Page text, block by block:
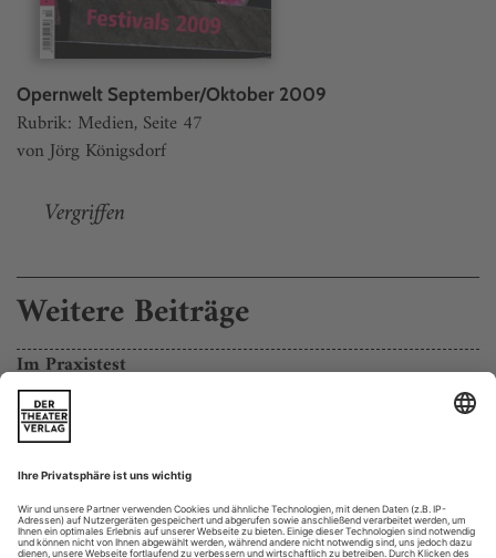
Opernwelt September/Oktober 2009
Rubrik: Medien, Seite 47
von Jörg Königsdorf
Vergriffen
Weitere Beiträge
Im Praxistest
Die Kammeroper Schloss Rheinsberg reaktiviert mit jungen Solisten
die revidierte Fassung von Brittens «Raub der Lukrezia»
Die Auffrischung des Kanons durch neue, spielbare und vor
allem verständliche Opern ist Siegfried Matthus eine
Herzenssache. Seit vielen Jahren rührt der Komponist die
Trommel, um seiner Forderung nach repertoiretauglichen